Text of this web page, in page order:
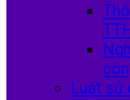
Luật sử